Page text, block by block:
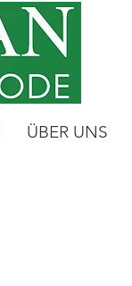
ÜBER UNS